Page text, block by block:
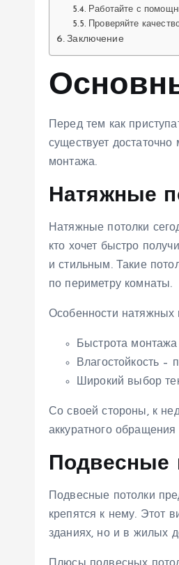
Работайте с
Проверяйте
Заключение
Перед тем как
существует
монтажа.
Натяжные
Натяжные потолки
кто хочет быстро
и стильным. Такие
по периметру комнаты.
Особенности натяжных
Быстрота монтажа
Влагостойкость –
Широкий выбор
Со своей стороны, к
аккуратного
Подвесные
Подвесные потолки
крепятся к нему. Этот
зданиях, но и в жилых